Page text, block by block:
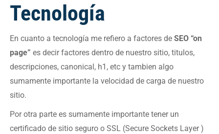
Tecnología
En cuanto a tecnología me refiero a factores de SEO “on
page” es decir factores dentro de nuestro sitio, titulos,
descripciones, canonical, h1, etc y tambien algo
sumamente importante la velocidad de carga de nuestro
sitio.
Por otra parte es sumamente importante tener un
certificado de sitio seguro o SSL (Secure Sockets Layer )